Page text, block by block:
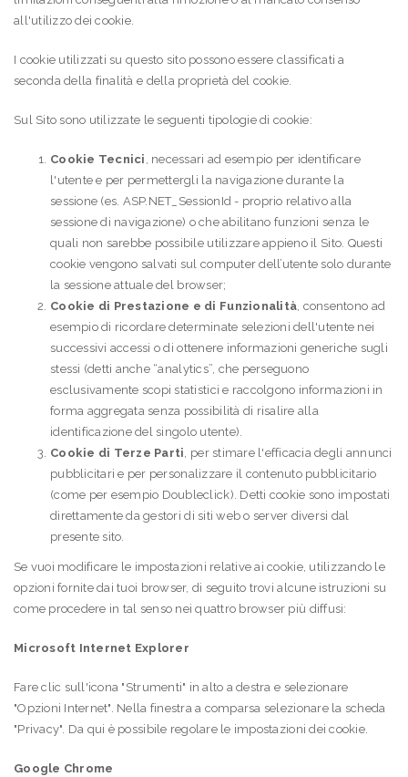
all'utilizzo dei cookie.
I cookie utilizzati su questo sito possono essere classificati a
seconda della finalità e della proprietà del cookie.
Sul Sito sono utilizzate le seguenti tipologie di cookie:
Cookie Tecnici , necessari ad esempio per identificare
l'utente e per permettergli la navigazione durante la
sessione (es. ASP.NET_SessionId - proprio relativo alla
sessione di navigazione) o che abilitano funzioni senza le
quali non sarebbe possibile utilizzare appieno il Sito. Questi
cookie vengono salvati sul computer dell’utente solo durante
la sessione attuale del browser;
Cookie di Prestazione e di Funzionalità, consentono ad
esempio di ricordare determinate selezioni dell'utente nei
successivi accessi o di ottenere informazioni generiche sugli
stessi (detti anche “analytics”, che perseguono
esclusivamente scopi statistici e raccolgono informazioni in
forma aggregata senza possibilità di risalire alla
identificazione del singolo utente).
Cookie di Terze Parti, per stimare l'efficacia degli annunci
pubblicitari e per personalizzare il contenuto pubblicitario
(come per esempio Doubleclick). Detti cookie sono impostati
direttamente da gestori di siti web o server diversi dal
presente sito.
Se vuoi modificare le impostazioni relative ai cookie, utilizzando le
opzioni fornite dai tuoi browser, di seguito trovi alcune istruzioni su
come procedere in tal senso nei quattro browser più diffusi:
Microsoft Internet Explorer
Fare clic sull'icona "Strumenti" in alto a destra e selezionare
"Opzioni Internet". Nella finestra a comparsa selezionare la scheda
"Privacy". Da qui è possibile regolare le impostazioni dei cookie.
Google Chrome